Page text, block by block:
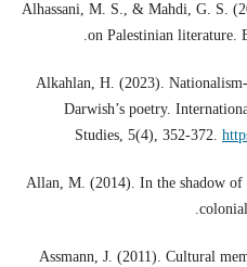
Alhassani, M. S., & Mahdi, G. S.
on Palestinian literature.
Alkahlan, H. (2023).
Darwish’s poetry.
Studies, 5(4), 352-372.
Allan, M. (2014). In the shadow
Assmann, J. (2011). Cultural